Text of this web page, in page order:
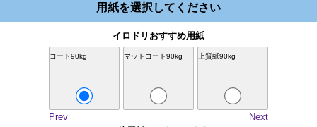
用紙を選択してください
イロドリおすすめ用紙
コート90kg マットコート90kg 上質紙90kg
Prev
Next